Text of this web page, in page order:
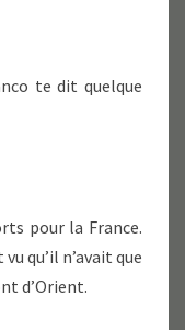
te dit quelque
pour la France.
qu’il n’avait que
d’Orient.